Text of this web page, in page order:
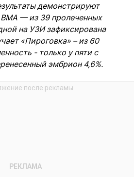
демонстрируют
— из 39 пролеченных
на УЗИ зафиксирована
«Пироговка» – из 60
- только у пяти с
эмбрион 4,6%.